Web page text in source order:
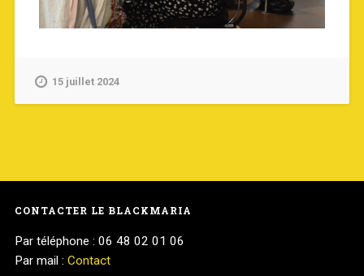
15 juillet 2024
CONTACTER LE BLACKMARIA
Par téléphone : 06 48 02 01 06
Par mail : Contact